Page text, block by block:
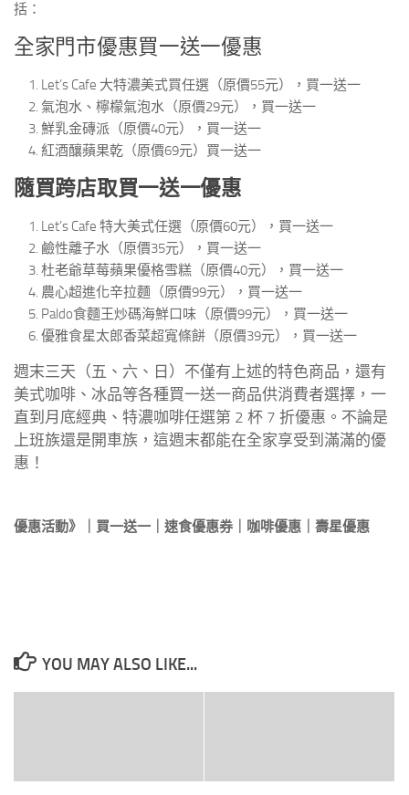
括：
全家門市優惠買一送一優惠
Let’s Cafe 大特濃美式買任選（原價55元），買一送一
氣泡水、檸檬氣泡水（原價29元），買一送一
鮮乳金磚派（原價40元），買一送一
紅酒釀蘋果乾（原價69元）買一送一
隨買跨店取買一送一優惠
Let’s Cafe 特大美式任選（原價60元），買一送一
鹼性離子水（原價35元），買一送一
杜老爺草莓蘋果優格雪糕（原價40元），買一送一
農心超進化辛拉麵（原價99元），買一送一
Paldo食麵王炒碼海鮮口味（原價99元），買一送一
優雅食星太郎香菜超寬條餅（原價39元），買一送一
週末三天（五、六、日）不僅有上述的特色商品，還有
美式咖啡、冰品等各種買一送一商品供消費者選擇，一
直到月底經典、特濃咖啡任選第 2 杯 7 折優惠。不論是
上班族還是開車族，這週末都能在全家享受到滿滿的優
惠！
優惠活動》｜買一送一｜速食優惠券｜咖啡優惠｜壽星優惠
YOU MAY ALSO LIKE...